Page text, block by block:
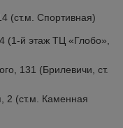
(ст.м. Спортивная)
(1-й этаж ТЦ «Глобо»,
131 (Брилевичи, ст.
2 (ст.м. Каменная